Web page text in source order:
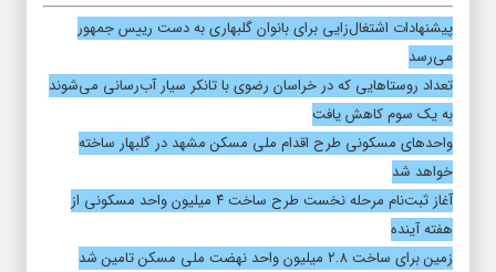
پیشنهادات اشتغال‌زایی برای بانوان گلبهاری به دست رییس جمهور
می‌رسد
تعداد روستاهایی که در خراسان رضوی با تانکر سیار آب‌رسانی می‌شوند
به یک سوم کاهش یافت
واحدهای مسکونی طرح اقدام ملی مسکن مشهد در گلبهار ساخته
خواهد شد
آغاز ثبت‌نام مرحله‌ نخست طرح‌ ساخت ۴ میلیون واحد مسکونی از
هفته آینده
زمین برای ساخت ۲.۸ میلیون واحد نهضت ملی مسکن تامین شد